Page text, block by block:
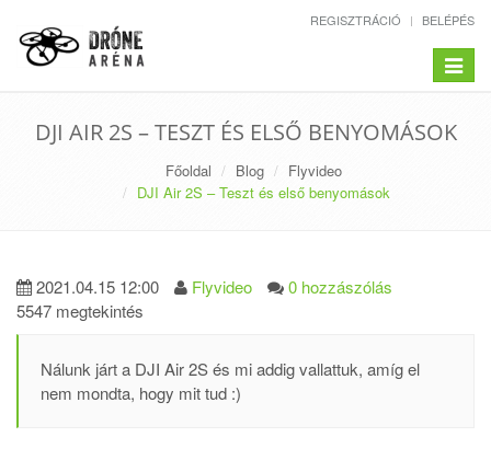
REGISZTRÁCIÓ BELÉPÉS
Toggle
DJI AIR 2S – TESZT ÉS ELSŐ BENYOMÁSOK
Főoldal Blog
Flyvideo
DJI Air 2S – Teszt és első benyomások
2021.04.15 12:00 Flyvideo
0 hozzászólás
5547 megtekintés
Nálunk járt a DJI Air 2S és mi addig vallattuk, amíg el
nem mondta, hogy mit tud :)